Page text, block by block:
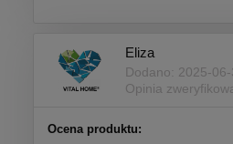
Eliza
Dodano: 2025-06-
Opinia
Ocena produktu: